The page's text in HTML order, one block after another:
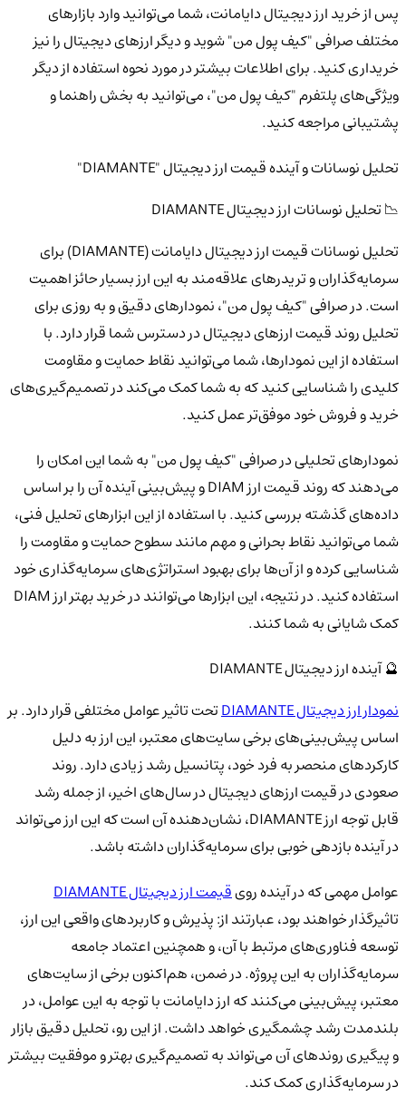
پس از خرید ارز دیجیتال دایامانت، شما می‌توانید وارد بازارهای
مختلف صرافی "کیف پول من" شوید و دیگر ارزهای دیجیتال را نیز
خریداری کنید. برای اطلاعات بیشتر در مورد نحوه استفاده از دیگر
ویژگی‌های پلتفرم "کیف پول من"، می‌توانید به بخش راهنما و
پشتیبانی مراجعه کنید.
تحلیل نوسانات و آینده قیمت ارز دیجیتال "DIAMANTE"
📉 تحلیل نوسانات ارز دیجیتال DIAMANTE
تحلیل نوسانات قیمت ارز دیجیتال دایامانت (DIAMANTE) برای
سرمایه‌گذاران و تریدرهای علاقه‌مند به این ارز بسیار حائز اهمیت
است. در صرافی "کیف پول من"، نمودارهای دقیق و به روزی برای
تحلیل روند قیمت ارزهای دیجیتال در دسترس شما قرار دارد. با
استفاده از این نمودارها، شما می‌توانید نقاط حمایت و مقاومت
کلیدی را شناسایی کنید که به شما کمک می‌کند در تصمیم‌گیری‌های
خرید و فروش خود موفق‌تر عمل کنید.
نمودارهای تحلیلی در صرافی "کیف پول من" به شما این امکان را
می‌دهند که روند قیمت ارز DIAM و پیش‌بینی آینده آن را بر اساس
داده‌های گذشته بررسی کنید. با استفاده از این ابزارهای تحلیل فنی،
شما می‌توانید نقاط بحرانی و مهم مانند سطوح حمایت و مقاومت را
شناسایی کرده و از آن‌ها برای بهبود استراتژی‌های سرمایه‌گذاری خود
استفاده کنید. در نتیجه، این ابزارها می‌توانند در خرید بهتر ارز DIAM
کمک شایانی به شما کنند.
🔮 آینده ارز دیجیتال DIAMANTE
نمودار ارز دیجیتال DIAMANTE
تحت تاثیر عوامل مختلفی قرار دارد. بر
اساس پیش‌بینی‌های برخی سایت‌های معتبر، این ارز به دلیل
کارکردهای منحصر به فرد خود، پتانسیل رشد زیادی دارد. روند
صعودی در قیمت ارزهای دیجیتال در سال‌های اخیر، از جمله رشد
قابل توجه ارز DIAMANTE، نشان‌دهنده آن است که این ارز می‌تواند
در آینده بازدهی خوبی برای سرمایه‌گذاران داشته باشد.
عوامل مهمی که در آینده رویقیمت ارز دیجیتال DIAMANTE
تاثیرگذار خواهند بود، عبارتند از: پذیرش و کاربردهای واقعی این ارز،
توسعه فناوری‌های مرتبط با آن، و همچنین اعتماد جامعه
سرمایه‌گذاران به این پروژه. در ضمن، هم‌اکنون برخی از سایت‌های
معتبر، پیش‌بینی می‌کنند که ارز دایامانت با توجه به این عوامل، در
بلندمدت رشد چشمگیری خواهد داشت. از این رو، تحلیل دقیق بازار
و پیگیری روندهای آن می‌تواند به تصمیم‌گیری بهتر و موفقیت بیشتر
در سرمایه‌گذاری کمک کند.